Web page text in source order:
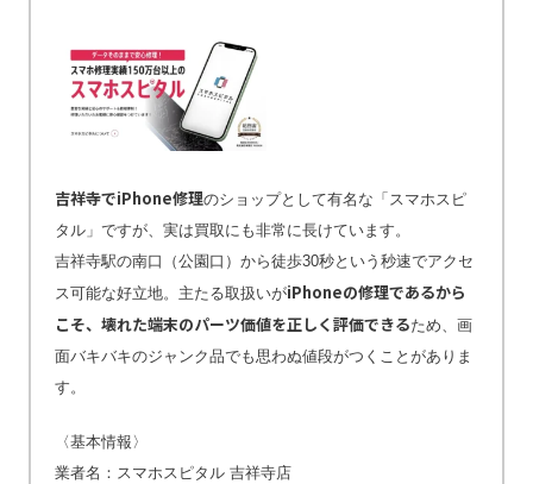
吉祥寺でiPhone修理のショップとして有名な「スマホスピ
タル」ですが、実は買取にも非常に長けています。
吉祥寺駅の南口（公園口）から徒歩30秒という秒速でアクセ
ス可能な好立地。主たる取扱いがiPhoneの修理であるから
こそ、壊れた端末のパーツ価値を正しく評価できるため、画
面バキバキのジャンク品でも思わぬ値段がつくことがありま
す。
〈基本情報〉
業者名：スマホスピタル 吉祥寺店